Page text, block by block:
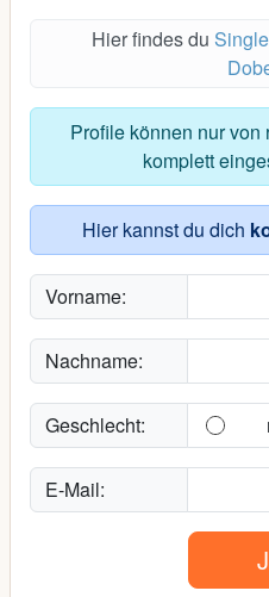
Hier findes du
Profile können nur
komplett
Hier kannst du dich
Vorname:
Nachname:
Geschlecht:
E-Mail: